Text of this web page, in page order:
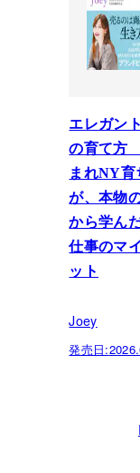
エレガン
の育て方
まれNY育
が、本物
から学ん
仕事のマ
ット
Joey
発売日: